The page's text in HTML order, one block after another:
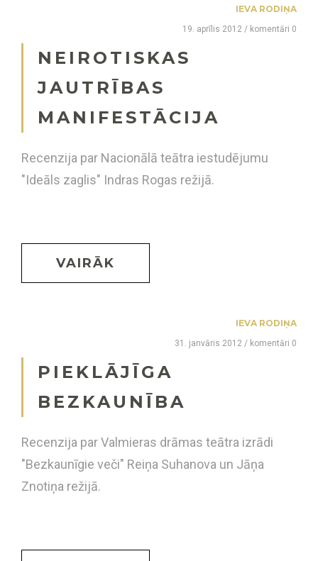
IEVA RODIŅA
19. aprīlis 2012 / komentāri 0
NEIROTISKAS
JAUTRĪBAS
MANIFESTĀCIJA
Recenzija par Nacionālā teātra iestudējumu
"Ideāls zaglis" Indras Rogas režijā.
VAIRĀK
IEVA RODIŅA
31. janvāris 2012 / komentāri 0
PIEKLĀJĪGA
BEZKAUNĪBA
Recenzija par Valmieras drāmas teātra izrādi
"Bezkaunīgie veči" Reiņa Suhanova un Jāņa
Znotiņa režijā.